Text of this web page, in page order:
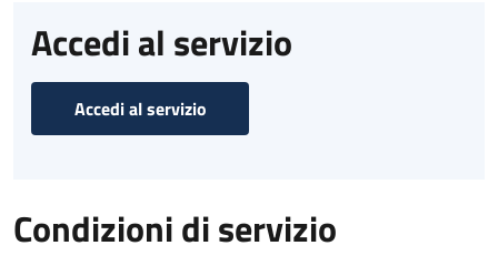
Accedi al servizio
Accedi al servizio
Condizioni di servizio